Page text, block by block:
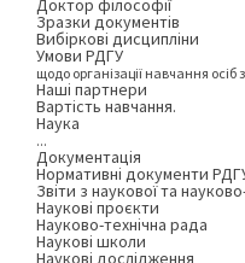
Зразки документів
Вибіркові дисципліни
Умови РДГУ
щодо організації навчання
Наші партнери
Вартість навчання.
Наука
...
Документація
Нормативні документи
Звіти з наукової та
Наукові проєкти
Науково-технічна рада
Наукові школи
Наукові дослідження